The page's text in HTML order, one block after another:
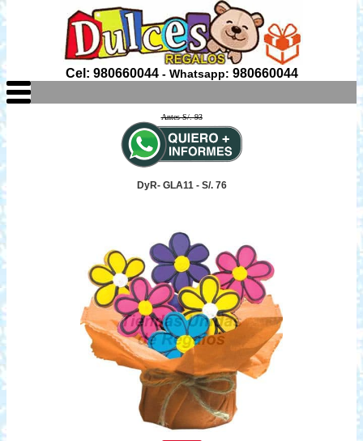
Cel: 980660044- Whatsapp: 980660044
Antes S/. 93
DyR- GLA11 - S/. 76